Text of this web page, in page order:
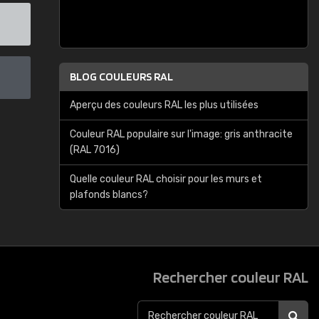
BLOG COULEURS RAL
Aperçu des couleurs RAL les plus utilisées
Couleur RAL populaire sur l'image: gris anthracite
(RAL 7016)
Quelle couleur RAL choisir pour les murs et
plafonds blancs?
Rechercher couleur RAL